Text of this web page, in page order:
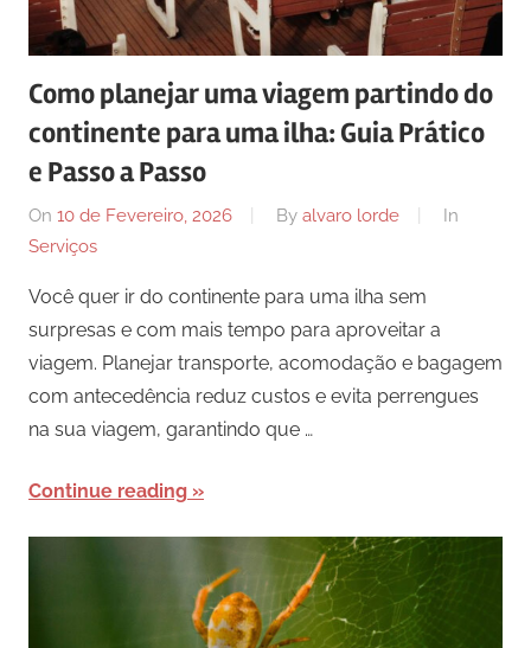
Como planejar uma viagem partindo do
continente para uma ilha: Guia Prático
e Passo a Passo
On 10 de Fevereiro, 2026 By alvaro lorde
In
Serviços
Você quer ir do continente para uma ilha sem
surpresas e com mais tempo para aproveitar a
viagem. Planejar transporte, acomodação e bagagem
com antecedência reduz custos e evita perrengues
na sua viagem, garantindo que …
Continue reading